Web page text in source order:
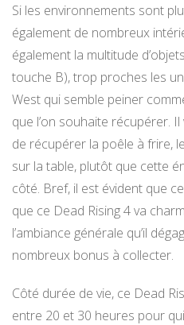
Si les environnements sont
également de nombreux
également la multitude
touche B), trop proches les
West qui semble peiner
que l’on souhaite récupérer.
de récupérer la poêle à frire,
sur la table, plutôt que cette
côté. Bref, il est évident que
que ce Dead Rising 4 va
l’ambiance générale qu’il
nombreux bonus à collecter.
Côté durée de vie, ce Dead
entre 20 et 30 heures pour